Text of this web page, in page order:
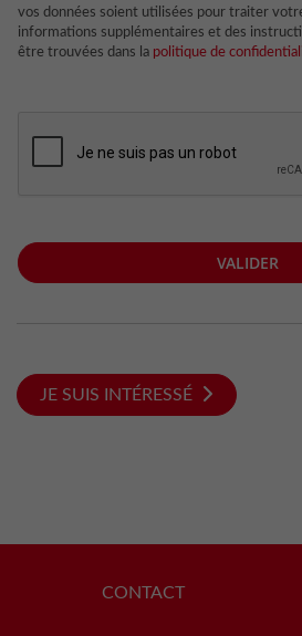
vos données soient utilisées pour traiter
informations supplémentaires et des
être trouvées dans la politique de
VALIDER
JE SUIS INTÉRESSÉ
CONTACT